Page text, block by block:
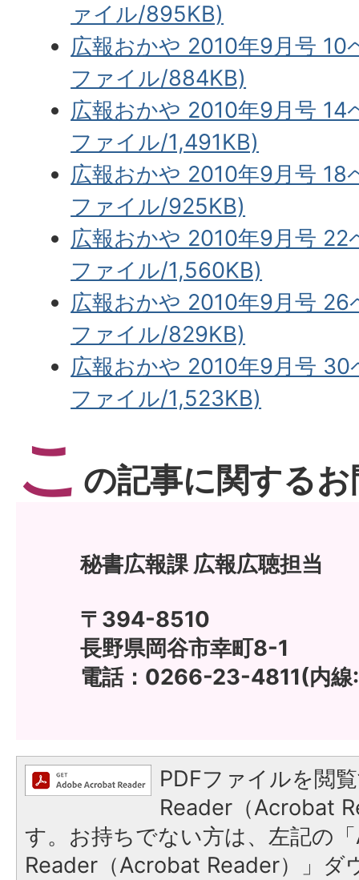
ァイル/895KB)
広報おかや 2010年9月号 10
ファイル/884KB)
広報おかや 2010年9月号 14
ファイル/1,491KB)
広報おかや 2010年9月号 18
ファイル/925KB)
広報おかや 2010年9月号 22
ファイル/1,560KB)
広報おかや 2010年9月号
ファイル/829KB)
広報おかや 2010年9月号
ファイル/1,523KB)
こ の記事に関する
秘書広報課 広報広聴担当
〒394-8510
長野県岡谷市幸町8-1
電話：0266-23-4811(内
PDFファイルを閲
Reader（Acrobat
す。お持ちでない方は、左記の
Reader（Acrobat Reader）」ダ